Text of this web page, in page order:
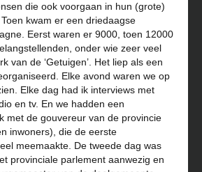
die ook voorgaan in hun (grote)
kwam er een driedaagse
Eerst waren er 9000, toen 12000
onder wie zeer veel
van de ‘Getuigen’. Het liep als een
Elke avond waren we op
Elke dag had ik interviews met
en tv. En we hadden een
met de gouvereur van de provincie
inwoners), die de eerste
meemaakte. De tweede dag was
provinciale parlement aanwezig en